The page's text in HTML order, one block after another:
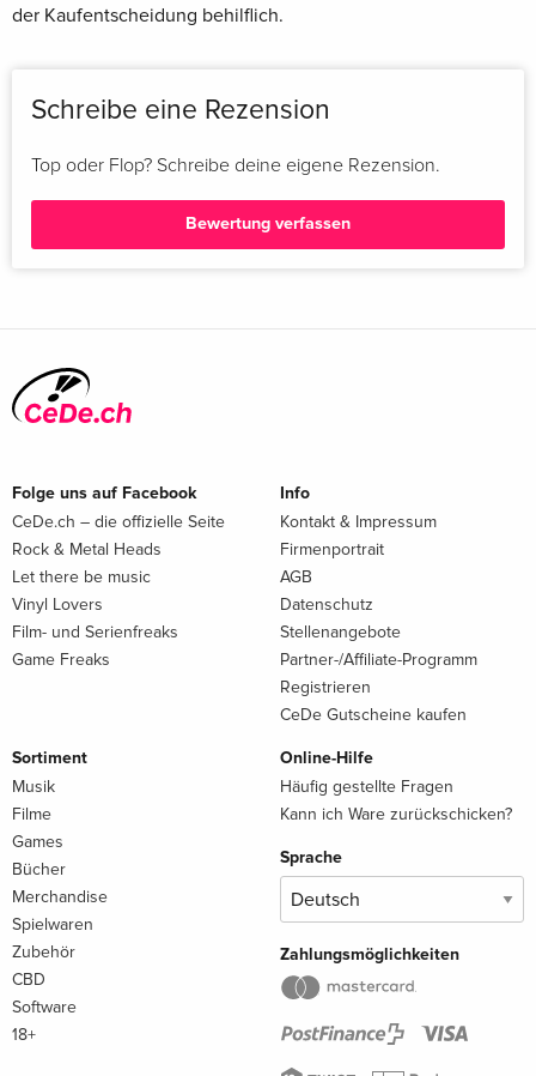
der Kaufentscheidung behilflich.
Schreibe eine Rezension
Top oder Flop? Schreibe deine eigene Rezension.
Bewertung verfassen
Folge uns auf Facebook
CeDe.ch – die offizielle Seite
Rock & Metal Heads
Let there be music
Vinyl Lovers
Film- und Serienfreaks
Game Freaks
Info
Kontakt & Impressum
Firmenportrait
AGB
Datenschutz
Stellenangebote
Partner-/Affiliate-Programm
Registrieren
CeDe Gutscheine kaufen
Sortiment
Musik
Filme
Games
Bücher
Merchandise
Spielwaren
Zubehör
CBD
Software
18+
Online-Hilfe
Häufig gestellte Fragen
Kann ich Ware zurückschicken?
Sprache
Zahlungsmöglichkeiten